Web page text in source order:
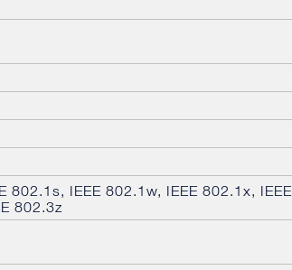
802.1s, IEEE 802.1w, IEEE 802.1x,
802.3z